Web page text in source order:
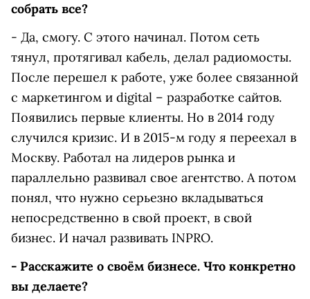
собрать все?
- Да, смогу. С этого начинал. Потом сеть
тянул, протягивал кабель, делал радиомосты.
После перешел к работе, уже более связанной
с маркетингом и digital – разработке сайтов.
Появились первые клиенты. Но в 2014 году
случился кризис. И в 2015-м году я переехал в
Москву. Работал на лидеров рынка и
параллельно развивал свое агентство. А потом
понял, что нужно серьезно вкладываться
непосредственно в свой проект, в свой
бизнес. И начал развивать INPRO.
- Расскажите о своём бизнесе. Что конкретно
вы делаете?